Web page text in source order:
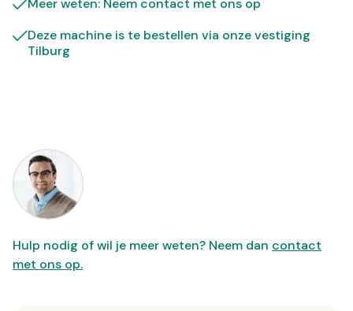
Meer weten: Neem contact met ons op
Deze machine is te bestellen via onze vestiging
Tilburg
Hulp nodig of wil je meer weten? Neem dan contact
met ons op.